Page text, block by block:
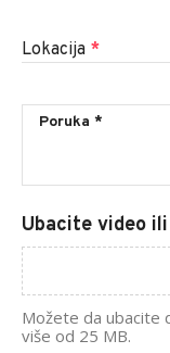
Lokacija *
Ubacite video
Možete da ubacite
više od 25 MB.